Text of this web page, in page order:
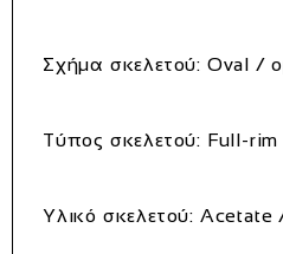
Σχήμα σκελετού: Oval /
Τύπος σκελετού: Full-rim
Υλικό σκελετού: Acetate